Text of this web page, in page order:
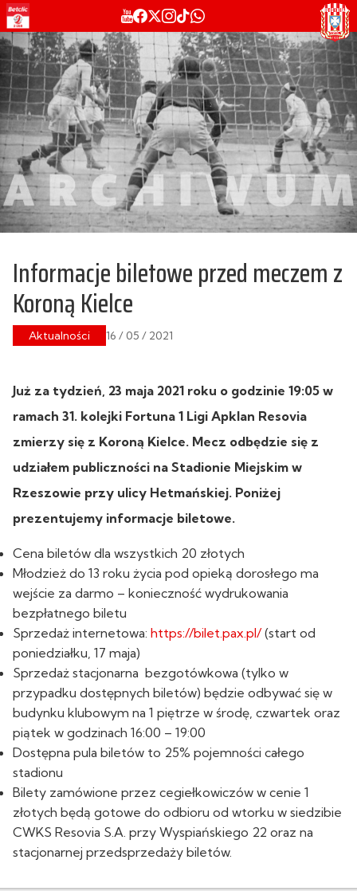
Informacje biletowe przed meczem z
Koroną Kielce
Aktualności 16 / 05 / 2021
Już za tydzień, 23 maja 2021 roku o godzinie 19:05 w
ramach 31. kolejki Fortuna 1 Ligi Apklan Resovia
zmierzy się z Koroną Kielce. Mecz odbędzie się z
udziałem publiczności na Stadionie Miejskim w
Rzeszowie przy ulicy Hetmańskiej. Poniżej
prezentujemy informacje biletowe.
Cena biletów dla wszystkich 20 złotych
Młodzież do 13 roku życia pod opieką dorosłego ma
wejście za darmo – konieczność wydrukowania
bezpłatnego biletu
Sprzedaż internetowa: https://bilet.pax.pl/(start od
poniedziałku, 17 maja)
Sprzedaż stacjonarna bezgotówkowa (tylko w
przypadku dostępnych biletów) będzie odbywać się w
budynku klubowym na 1 piętrze w środę, czwartek oraz
piątek w godzinach 16:00 – 19:00
Dostępna pula biletów to 25% pojemności całego
stadionu
Bilety zamówione przez cegiełkowiczów w cenie 1
złotych będą gotowe do odbioru od wtorku w siedzibie
CWKS Resovia S.A. przy Wyspiańskiego 22 oraz na
stacjonarnej przedsprzedaży biletów.